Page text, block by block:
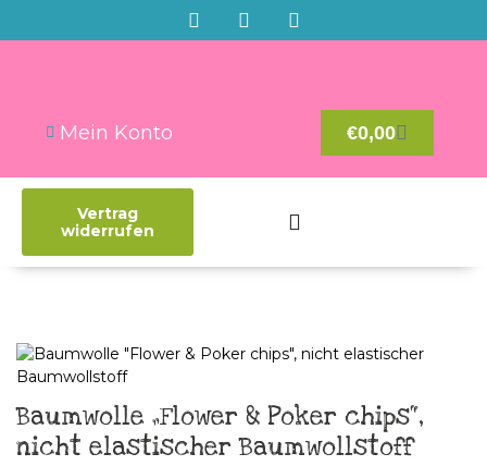
Mein Konto €0,00
Vertrag
widerrufen
Baumwolle „Flower & Poker chips“,
nicht elastischer Baumwollstoff